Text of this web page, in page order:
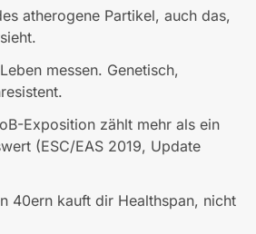
atherogene Partikel, auch das,
messen. Genetisch,
Exposition zählt mehr als ein
(ESC/EAS 2019, Update
40ern kauft dir Healthspan, nicht